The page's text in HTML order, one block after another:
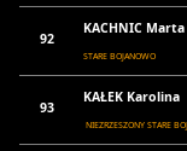
92
KACHNIC Marta
STARE BOJANOWO
93
KAŁEK Karolina
NIEZRZESZONY STARE